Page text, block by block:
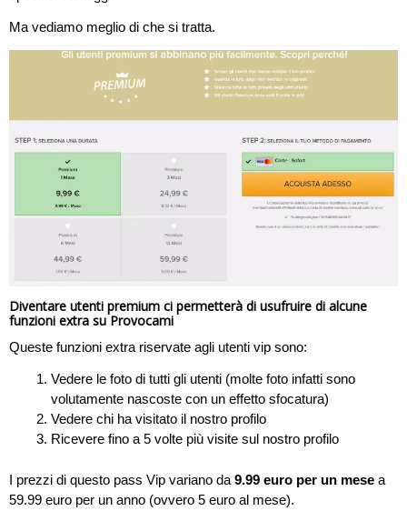
Ma vediamo meglio di che si tratta.
Diventare utenti premium ci permetterà di usufruire di alcune
funzioni extra su Provocami
Queste funzioni extra riservate agli utenti vip sono:
Vedere le foto di tutti gli utenti (molte foto infatti sono
volutamente nascoste con un effetto sfocatura)
Vedere chi ha visitato il nostro profilo
Ricevere fino a 5 volte più visite sul nostro profilo
I prezzi di questo pass Vip variano da 9.99 euro per un mese a
59.99 euro per un anno (ovvero 5 euro al mese).